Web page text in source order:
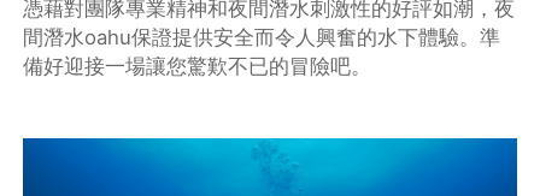
憑藉對團隊專業精神和夜間潛水刺激性的好評如潮，夜
間潛水oahu保證提供安全而令人興奮的水下體驗。準
備好迎接一場讓您驚歎不已的冒險吧。